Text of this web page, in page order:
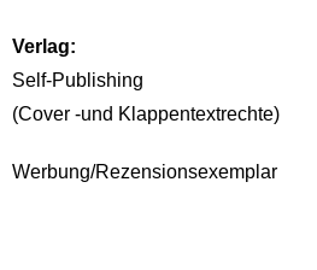
Verlag:
Self-Publishing
(Cover -und Klappentextrechte)
Werbung/Rezensionsexemplar